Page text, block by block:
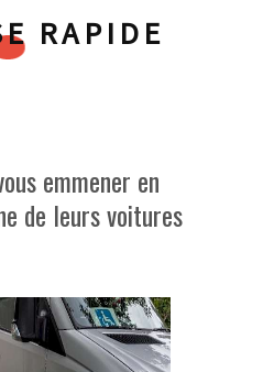
RAPIDE
emmener en
de leurs voitures